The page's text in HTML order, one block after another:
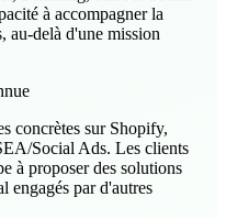
à accompagner la
au-delà d'une mission
concrètes sur Shopify,
Social Ads. Les clients
à proposer des solutions
engagés par d'autres